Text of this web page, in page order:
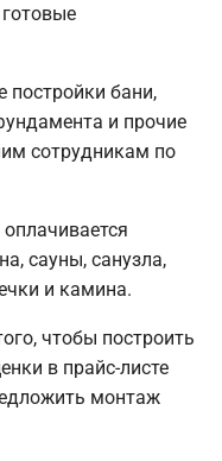
бани,
и прочие
сотрудникам по
сауны, санузла,
и камина.
чтобы построить
в прайс-листе
монтаж